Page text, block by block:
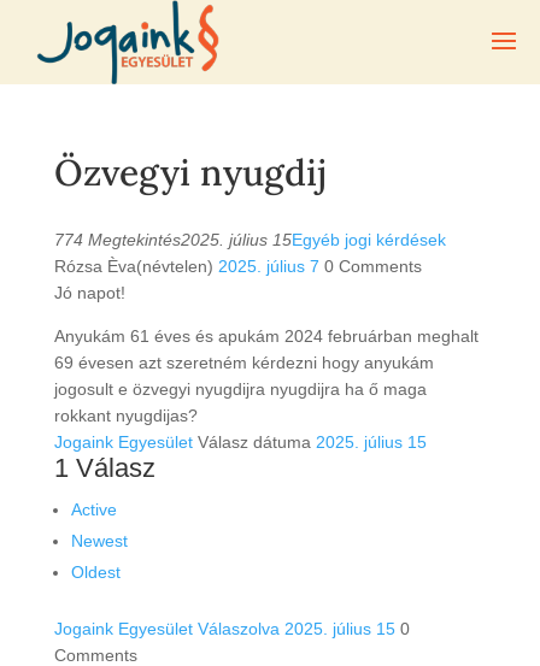
Özvegyi nyugdij
774 Megtekintés2025. július 15Egyéb jogi kérdések
Rózsa Èva(névtelen) 2025. július 7 0Comments
Jó napot!
Anyukám 61 éves és apukám 2024 februárban meghalt
69 évesen azt szeretném kérdezni hogy anyukám
jogosult e özvegyi nyugdijra nyugdijra ha ő maga
rokkant nyugdijas?
Jogaink EgyesületVálasz dátuma 2025. július 15
1 Válasz
Active
Newest
Oldest
Jogaink Egyesület Válaszolva 2025. július 15 0
Comments